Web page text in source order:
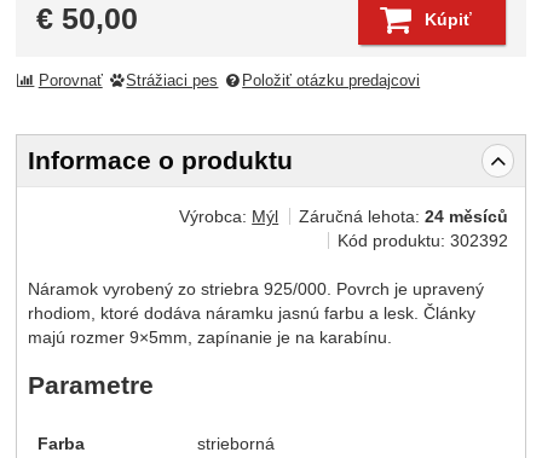
€ 50,00 Kúpiť
Porovnať Strážiaci pes Položiť otázku predajcovi
Informace o produktu
Výrobca: Mýl Záručná lehota:24 měsíců
Kód produktu:302392
Náramok vyrobený zo striebra 925/000. Povrch je upravený
rhodiom, ktoré dodáva náramku jasnú farbu a lesk. Články
majú rozmer 9×5mm, zapínanie je na karabínu.
Parametre
Farba strieborná